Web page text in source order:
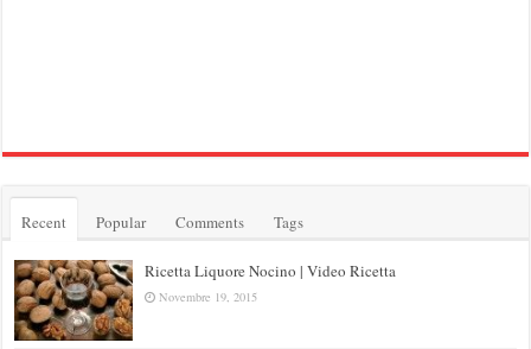
Recent Popular Comments Tags
Ricetta Liquore Nocino | Video Ricetta
Novembre 19, 2015